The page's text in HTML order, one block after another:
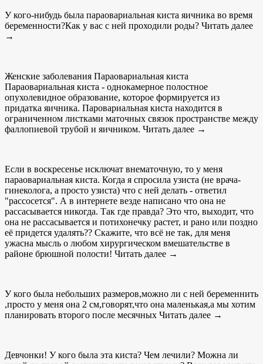
У кого-нибудь была параовариальная киста яичника во время
беременности?Как у вас с ней проходили роды? Читать далее
→
Женские заболевания Параовариальная киста
Параовариальная киста - однокамерное полостное
опухолевидное образование, которое формируется из
придатка яичника. Паровариальная киста находится в
ограниченном листками маточных связок пространстве между
фаллопиевой трубой и яичником. Читать далее →
Если в воскресенье исключат внематочную, то у меня
параовариальная киста. Когда я спросила узиста (не врача-
гинеколога, а просто узиста) что с ней делать - ответил
"рассосется". А в интернете везде написано что она не
рассасывается никогда. Так где правда? Это что, выходит, что
она не рассасывается и потихонечку растет, и рано или поздно
её придется удалять?? Скажите, что всё не так, для меня
ужасна мысль о любом хирургическом вмешательстве в
районе брюшной полости! Читать далее →
У кого была небольших размеров,можно ли с ней беременнить
,просто у меня она 2 см,говорят,что она маленькая,а мы хотим
планировать второго после месячных Читать далее →
Девчонки! У кого была эта киста? Чем лечили? Можна ли